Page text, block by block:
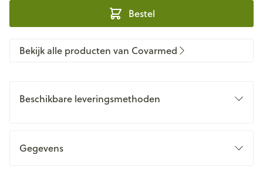
Bestel
Bekijk alle producten van Covarmed
Beschikbare leveringsmethoden
Gegevens